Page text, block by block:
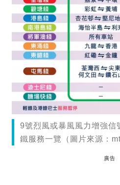
9號烈風或暴風風力增強信
鐵服務一覽（圖片來源：
廣告